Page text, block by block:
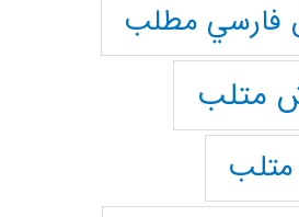
فارسي مطلب
متلب
متلب